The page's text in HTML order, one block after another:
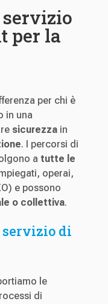
per la
per chi è
in una
sicurezzain
. I percorsi di
a tutte le
operai,
e possono
o collettiva.
di
le
di